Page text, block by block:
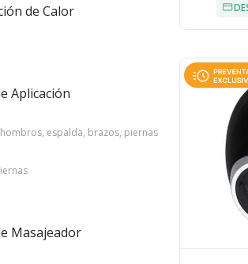
de Calor
Aplicación
espalda, brazos, piernas
Masajeador